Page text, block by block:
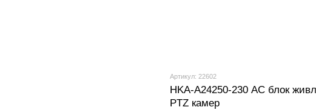
Артикул: 22602
HKA-A24250-230 AC блок
PTZ камер